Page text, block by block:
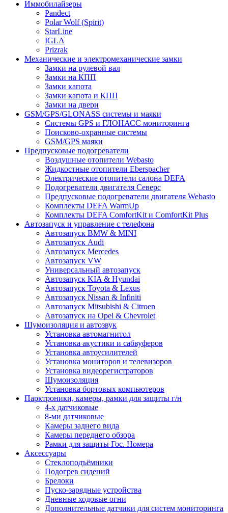
Иммобилайзеры
Pandect
Polar Wolf (Spirit)
StarLine
IGLA
Prizrak
Механические и электромеханические замки
Замки на рулевой вал
Замки на КПП
Замки капота
Замки капота и КПП
Замки на двери
GSM/GPS/GLONASS системы и маяки
Системы GPS и ГЛОНАСС мониторинга
Поисково-охранные системы
GSM/GPS маяки
Предпусковые подогреватели
Воздушные отопители Webasto
Жидкостные отопители Eberspacher
Электрические отопители салона DEFA
Подогреватели двигателя Северс
Предпусковые подогреватели двигателя Webasto
Комплекты DEFA WarmUp
Комплекты DEFA ComfortKit и ComfortKit Plus
Автозапуск и управление с телефона
Автозапуск BMW & MINI
Автозапуск Audi
Автозапуск Mercedes
Автозапуск VW
Универсальный автозапуск
Автозапуск KIA & Hyundai
Автозапуск Toyota & Lexus
Автозапуск Nissan & Infiniti
Автозапуск Mitsubishi & Citroen
Автозапуск на Opel & Chevrolet
Шумоизоляция и автозвук
Установка автомагнитол
Установка акустики и сабвуферов
Установка автоусилителей
Установка мониторов и телевизоров
Установка видеорегистраторов
Шумоизоляция
Установка бортовых компьютеров
Парктроники, камеры, рамки для защиты г/н
4-х датчиковые
8-ми датчиковые
Камеры заднего вида
Камеры переднего обзора
Рамки для защиты Гос. Номера
Аксессуары
Стеклоподъёмники
Подогрев сидений
Брелоки
Пуско-зарядные устройства
Дневные ходовые огни
Дополнительные датчики для систем мониторинга